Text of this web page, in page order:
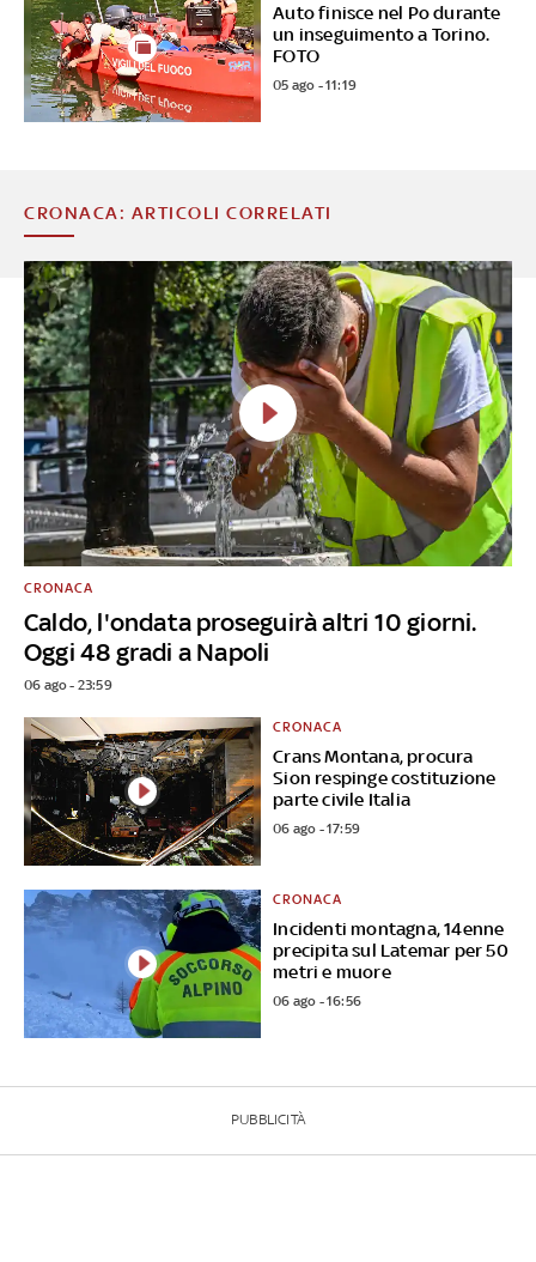
Auto finisce nel Po durante
un inseguimento a Torino.
FOTO
05 ago - 11:19
CRONACA: ARTICOLI CORRELATI
Caldo, l'ondata proseguirà altri 10 giorni.
Oggi 48 gradi a Napoli
CRONACA
06 ago - 23:59
Crans Montana, procura
Sion respinge costituzione
parte civile Italia
CRONACA
06 ago - 17:59
Incidenti montagna, 14enne
precipita sul Latemar per 50
metri e muore
CRONACA
06 ago - 16:56
PUBBLICITÀ